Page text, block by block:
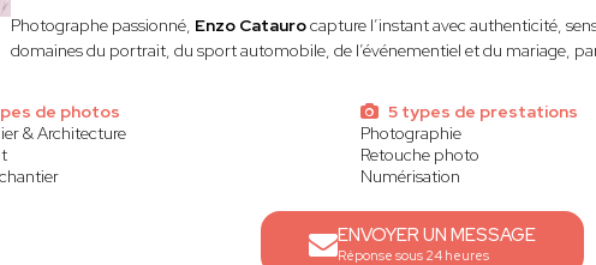
Photographe passionné, Enzo Cataurocapture l’instant avec authenticité,
domaines du portrait, du sport automobile, de l’événementiel et du mariage,
de photos
& Architecture
5 types de prestations
Photographie
Retouche photo
Numérisation
ENVOYER UN MESSAGE
Réponse sous 24 heures